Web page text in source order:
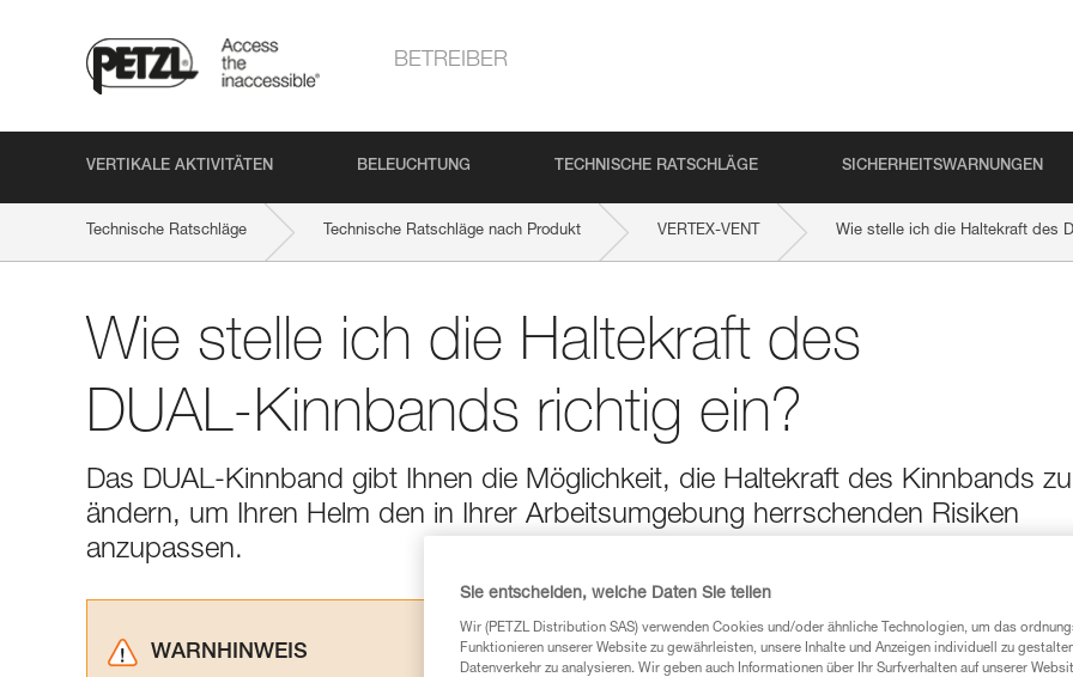
BETREIBER
VERTIKALE AKTIVITÄTEN BELEUCHTUNG TECHNISCHE RATSCHLÄGE SICHERHEITSWARNUNGEN
Technische Ratschläge Technische Ratschläge nach Produkt VERTEX-VENT Wie stelle ich die Haltekraft des
Wie stelle ich die Haltekraft des
DUAL-Kinnbands richtig ein?
Das DUAL-Kinnband gibt Ihnen die Möglichkeit, die Haltekraft des Kinnbands zu
ändern, um Ihren Helm den in Ihrer Arbeitsumgebung herrschenden Risiken
anzupassen.
WARNHINWEIS
Sie entscheiden, welche Daten Sie teilen
Wir (PETZL Distribution SAS) verwenden Cookies und/oder ähnliche Technologien, um das
Funktionieren unserer Website zu gewährleisten, unsere Inhalte und Anzeigen individuell zu
Datenverkehr zu analysieren. Wir geben auch Informationen über Ihr Surfverhalten auf unserer